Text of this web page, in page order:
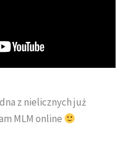
z nielicznych już
MLM online